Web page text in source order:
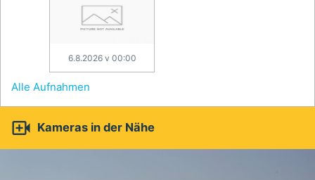
6.8.2026 v 00:00
Alle Aufnahmen
 Kameras in der Nähe